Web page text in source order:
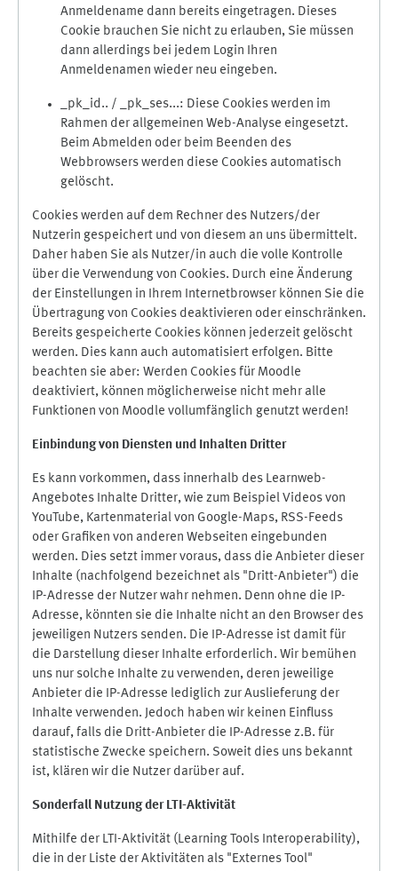
Anmeldename dann bereits eingetragen. Dieses
Cookie brauchen Sie nicht zu erlauben, Sie müssen
dann allerdings bei jedem Login Ihren
Anmeldenamen wieder neu eingeben.
_pk_id.. / _pk_ses...: Diese Cookies werden im
Rahmen der allgemeinen Web-Analyse eingesetzt.
Beim Abmelden oder beim Beenden des
Webbrowsers werden diese Cookies automatisch
gelöscht.
Cookies werden auf dem Rechner des Nutzers/der
Nutzerin gespeichert und von diesem an uns übermittelt.
Daher haben Sie als Nutzer/in auch die volle Kontrolle
über die Verwendung von Cookies. Durch eine Änderung
der Einstellungen in Ihrem Internetbrowser können Sie die
Übertragung von Cookies deaktivieren oder einschränken.
Bereits gespeicherte Cookies können jederzeit gelöscht
werden. Dies kann auch automatisiert erfolgen. Bitte
beachten sie aber: Werden Cookies für Moodle
deaktiviert, können möglicherweise nicht mehr alle
Funktionen von Moodle vollumfänglich genutzt werden!
Einbindung von Diensten und Inhalten Dritter
Es kann vorkommen, dass innerhalb des Learnweb-
Angebotes Inhalte Dritter, wie zum Beispiel Videos von
YouTube, Kartenmaterial von Google-Maps, RSS-Feeds
oder Grafiken von anderen Webseiten eingebunden
werden. Dies setzt immer voraus, dass die Anbieter dieser
Inhalte (nachfolgend bezeichnet als "Dritt-Anbieter") die
IP-Adresse der Nutzer wahr nehmen. Denn ohne die IP-
Adresse, könnten sie die Inhalte nicht an den Browser des
jeweiligen Nutzers senden. Die IP-Adresse ist damit für
die Darstellung dieser Inhalte erforderlich. Wir bemühen
uns nur solche Inhalte zu verwenden, deren jeweilige
Anbieter die IP-Adresse lediglich zur Auslieferung der
Inhalte verwenden. Jedoch haben wir keinen Einfluss
darauf, falls die Dritt-Anbieter die IP-Adresse z.B. für
statistische Zwecke speichern. Soweit dies uns bekannt
ist, klären wir die Nutzer darüber auf.
Sonderfall Nutzung der LTI-Aktivität
Mithilfe der LTI-Aktivität (Learning Tools Interoperability),
die in der Liste der Aktivitäten als "Externes Tool"